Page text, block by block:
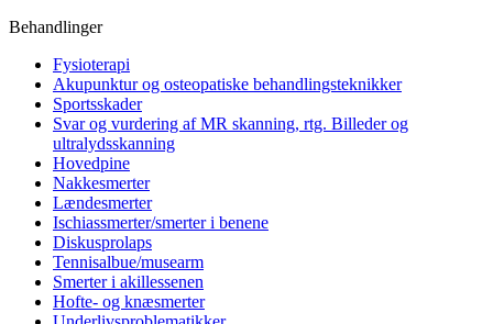
Behandlinger
Fysioterapi
Akupunktur og osteopatiske behandlingsteknikker
Sportsskader
Svar og vurdering af MR skanning, rtg. Billeder og
ultralydsskanning
Hovedpine
Nakkesmerter
Lændesmerter
Ischiassmerter/smerter i benene
Diskusprolaps
Tennisalbue/musearm
Smerter i akillessenen
Hofte- og knæsmerter